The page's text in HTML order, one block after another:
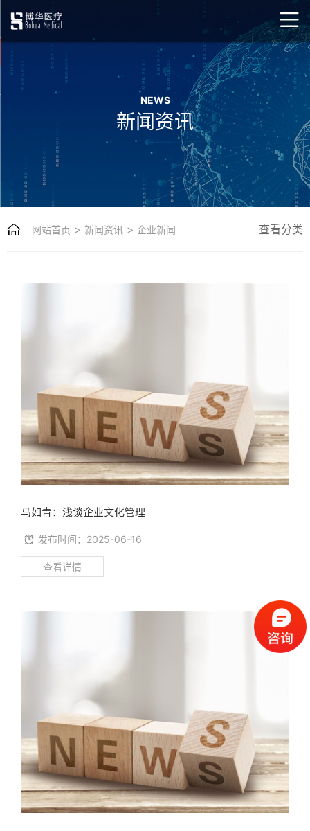
NEWS
新闻资讯
网站首页 > 新闻资讯 > 企业新闻 查看分类
马如青：浅谈企业文化管理
发布时间：2025-06-16